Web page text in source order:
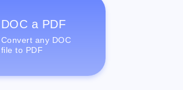
DOC a PDF
Convert any DOC
file to PDF